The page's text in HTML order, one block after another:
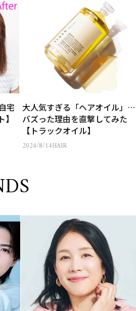
宅
大人気すぎる「ヘアオイル」…
バズった理由を直撃してみた
【トラックオイル】
2024/8/14HAIR